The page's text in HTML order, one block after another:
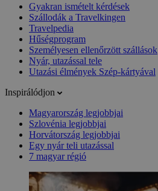
Gyakran ismételt kérdések
Szállodák a Travelkingen
Travelpedia
Hűségprogram
Személyesen ellenőrzött szállások
Nyár, utazással tele
Utazási élmények Szép-kártyával
Inspirálódjon
Magyarország legjobbjai
Szlovénia legjobbjai
Horvátország legjobbjai
Egy nyár teli utazással
7 magyar régió